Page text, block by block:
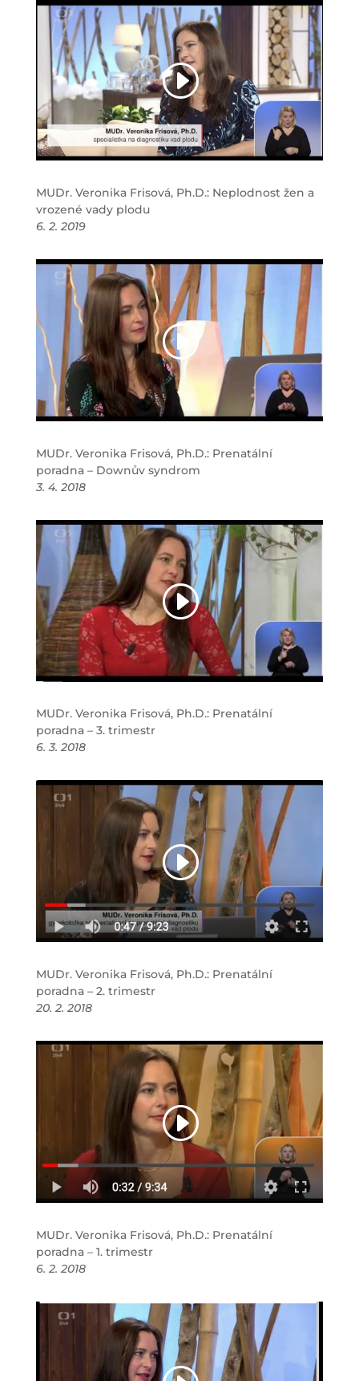
MUDr. Veronika Frisová, Ph.D.: Neplodnost žen a
vrozené vady plodu
6. 2. 2019
MUDr. Veronika Frisová, Ph.D.: Prenatální
poradna – Downův syndrom
3. 4. 2018
MUDr. Veronika Frisová, Ph.D.: Prenatální
poradna – 3. trimestr
6. 3. 2018
MUDr. Veronika Frisová, Ph.D.: Prenatální
poradna – 2. trimestr
20. 2. 2018
MUDr. Veronika Frisová, Ph.D.: Prenatální
poradna – 1. trimestr
6. 2. 2018